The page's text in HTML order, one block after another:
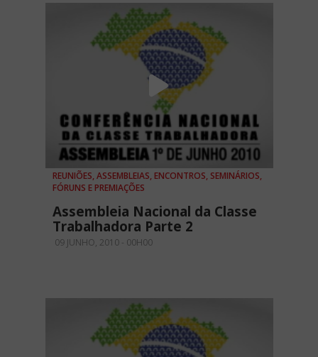
REUNIÕES, ASSEMBLEIAS, ENCONTROS, SEMINÁRIOS,
FÓRUNS E PREMIAÇÕES
Assembleia Nacional da Classe
Trabalhadora Parte 2
09 JUNHO, 2010 - 00H00